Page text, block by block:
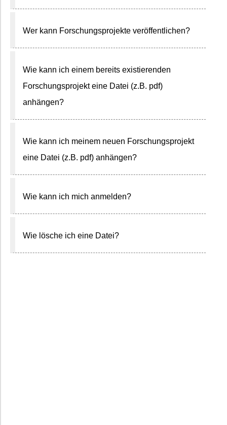
Wer kann Forschungsprojekte veröffentlichen?
Wie kann ich einem bereits existierenden
Forschungsprojekt eine Datei (z.B. pdf)
anhängen?
Wie kann ich meinem neuen Forschungsprojekt
eine Datei (z.B. pdf) anhängen?
Wie kann ich mich anmelden?
Wie lösche ich eine Datei?